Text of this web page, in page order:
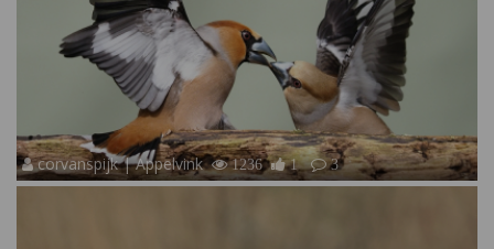
corvanspijk | Appelvink 1236 1 3